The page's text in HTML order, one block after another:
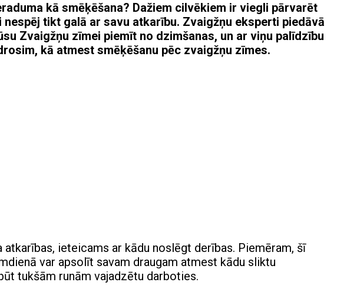
kā smēķēšana? Dažiem cilvēkiem ir viegli pārvarēt
tikt galā ar savu atkarību. Zvaigžņu eksperti piedāvā
Zvaigžņu zīmei piemīt no dzimšanas, un ar viņu palīdzību
kā atmest smēķēšanu pēc zvaigžņu zīmes.
ieteicams ar kādu noslēgt derības. Piemēram, šī
var apsolīt savam draugam atmest kādu sliktu
tukšām runām vajadzētu darboties.